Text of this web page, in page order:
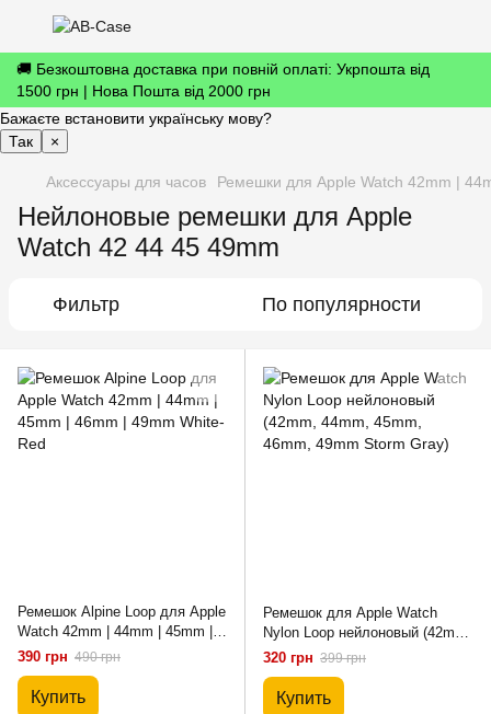
🚚 Безкоштовна доставка при повній оплаті: Укрпошта від
1500 грн | Нова Пошта від 2000 грн
Бажаєте встановити українську мову?
Так
×
Аксессуары для часов Ремешки для Apple Watch 42mm |
Нейлоновые ремешки для Apple
Watch 42 44 45 49mm
Фильтр По популярности
Ремешок Alpine Loop для Apple
Watch 42mm | 44mm | 45mm |
46mm | 49mm White-Red
390 грн 490 грн
Купить
Ремешок для Apple Watch
Nylon Loop нейлоновый (42mm,
44mm, 45mm, 46mm, 49mm
320 грн 399 грн
Купить